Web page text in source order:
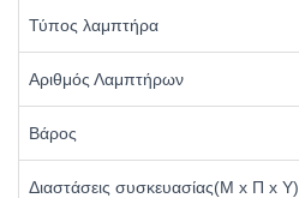
Τύπος λαμπτήρα
Αριθμός Λαμπτήρων
Βάρος
Διαστάσεις συσκευασίας(Μ x Π x Υ)